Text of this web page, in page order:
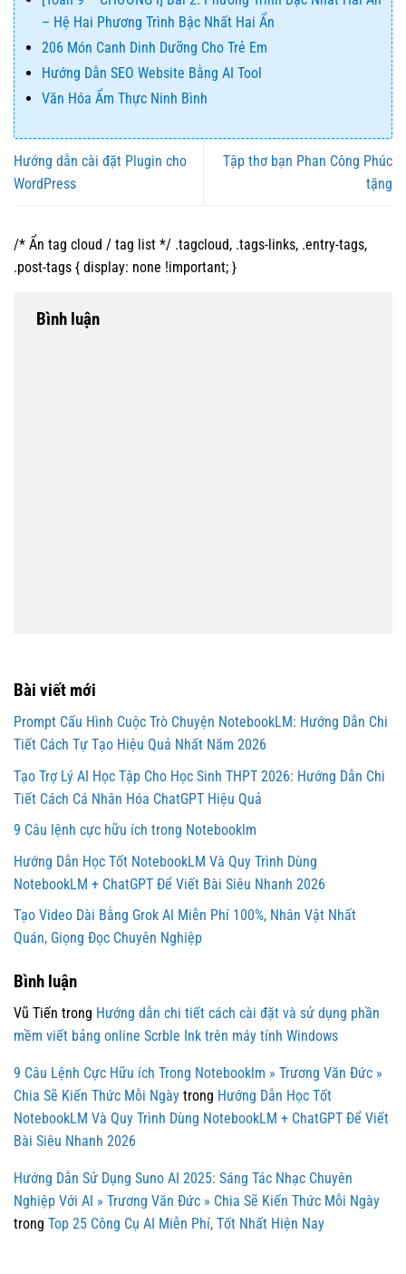
Bài viết mới
Prompt Cấu Hình Cuộc Trò Chuyện NotebookLM: Hướng Dẫn Chi
Tiết Cách Tự Tạo Hiệu Quả Nhất Năm 2026
Tạo Trợ Lý AI Học Tập Cho Học Sinh THPT 2026: Hướng Dẫn Chi
Tiết Cách Cá Nhân Hóa ChatGPT Hiệu Quả
9 Câu lệnh cực hữu ích trong Notebooklm
Hướng Dẫn Học Tốt NotebookLM Và Quy Trình Dùng
NotebookLM + ChatGPT Để Viết Bài Siêu Nhanh 2026
Tạo Video Dài Bằng Grok AI Miễn Phí 100%, Nhân Vật Nhất
Quán, Giọng Đọc Chuyên Nghiệp
Bình luận
Vũ Tiến trong Hướng dẫn chi tiết cách cài đặt và sử dụng phần
mềm viết bảng online Scrble Ink trên máy tính Windows
9 Câu Lệnh Cực Hữu ích Trong Notebooklm » Trương Văn Đức »
Chia Sẽ Kiến Thức Mỗi Ngày trong Hướng Dẫn Học Tốt
NotebookLM Và Quy Trình Dùng NotebookLM + ChatGPT Để Viết
Bài Siêu Nhanh 2026
Hướng Dẫn Sử Dụng Suno AI 2025: Sáng Tác Nhạc Chuyên
Nghiệp Với AI » Trương Văn Đức » Chia Sẽ Kiến Thức Mỗi Ngày
trong Top 25 Công Cụ AI Miễn Phí, Tốt Nhất Hiện Nay
– Hệ Hai Phương Trình Bậc Nhất Hai Ẩn
206 Món Canh Dinh Dưỡng Cho Trẻ Em
Hướng Dẫn SEO Website Bằng AI Tool
Văn Hóa Ẩm Thực Ninh Bình
Hướng dẫn cài đặt Plugin cho
WordPress
Tập thơ bạn Phan Công Phúc
tặng
/* Ẩn tag cloud / tag list */ .tagcloud, .tags-links, .entry-tags,
.post-tags { display: none !important; }
Bình luận